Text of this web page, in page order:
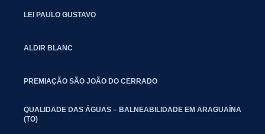
LEI PAULO GUSTAVO
ALDIR BLANC
PREMIAÇÃO SÃO JOÃO DO CERRADO
QUALIDADE DAS ÁGUAS – BALNEABILIDADE EM ARAGUAÍNA
(TO)